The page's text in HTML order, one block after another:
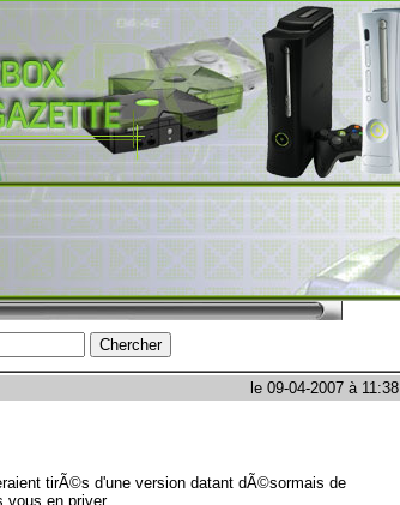
le 09-04-2007 à 11:38
tirÃ©s d'une version datant dÃ©sormais de
vous en priver.